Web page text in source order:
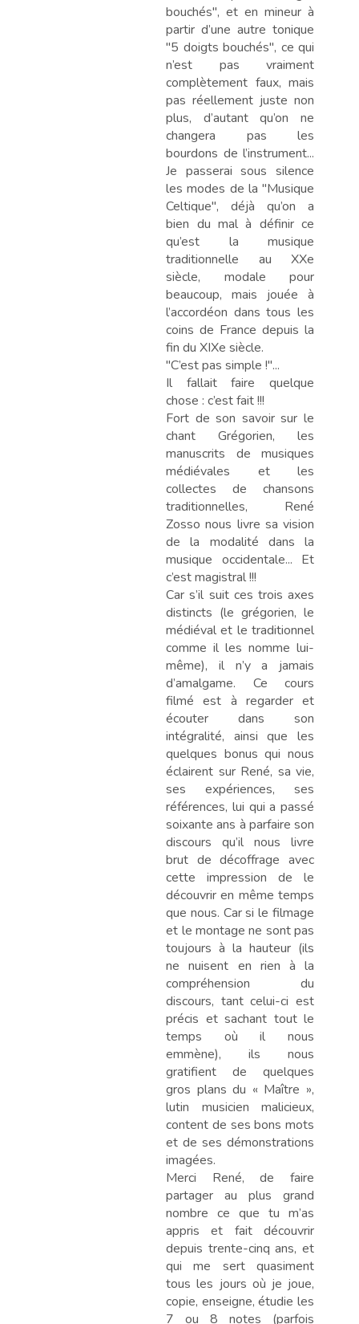
bouchés", et en mineur à
partir d’une autre tonique
"5 doigts bouchés", ce qui
n’est pas vraiment
complètement faux, mais
pas réellement juste non
plus, d’autant qu’on ne
changera pas les
bourdons de l’instrument...
Je passerai sous silence
les modes de la "Musique
Celtique", déjà qu’on a
bien du mal à définir ce
qu’est la musique
traditionnelle au XXe
siècle, modale pour
beaucoup, mais jouée à
l’accordéon dans tous les
coins de France depuis la
fin du XIXe siècle.
"C’est pas simple !"...
Il fallait faire quelque
chose : c’est fait !!!
Fort de son savoir sur le
chant Grégorien, les
manuscrits de musiques
médiévales et les
collectes de chansons
traditionnelles, René
Zosso nous livre sa vision
de la modalité dans la
musique occidentale... Et
c’est magistral !!!
Car s’il suit ces trois axes
distincts (le grégorien, le
médiéval et le traditionnel
comme il les nomme lui-
même), il n’y a jamais
d’amalgame. Ce cours
filmé est à regarder et
écouter dans son
intégralité, ainsi que les
quelques bonus qui nous
éclairent sur René, sa vie,
ses expériences, ses
références, lui qui a passé
soixante ans à parfaire son
discours qu’il nous livre
brut de décoffrage avec
cette impression de le
découvrir en même temps
que nous. Car si le filmage
et le montage ne sont pas
toujours à la hauteur (ils
ne nuisent en rien à la
compréhension du
discours, tant celui-ci est
précis et sachant tout le
temps où il nous
emmène), ils nous
gratifient de quelques
gros plans du « Maître »,
lutin musicien malicieux,
content de ses bons mots
et de ses démonstrations
imagées.
Merci René, de faire
partager au plus grand
nombre ce que tu m’as
appris et fait découvrir
depuis trente-cinq ans, et
qui me sert quasiment
tous les jours où je joue,
copie, enseigne, étudie les
7 ou 8 notes (parfois